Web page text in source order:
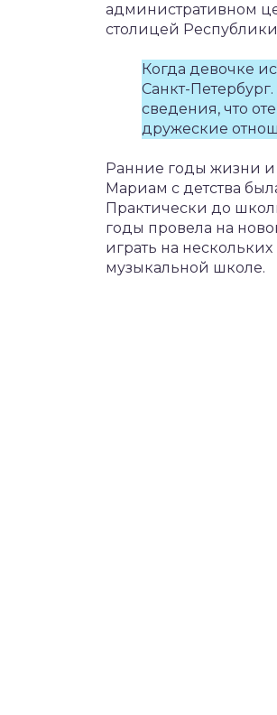
административном
столицей
Когда девочке
Санкт-
сведения, что
дружеские
Ранние годы жизни и
Мариам с детства
Практически до
годы провела на
играть на
музыкальной школе.